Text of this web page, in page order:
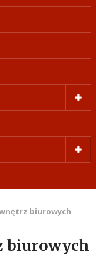
biurowych
biurowych